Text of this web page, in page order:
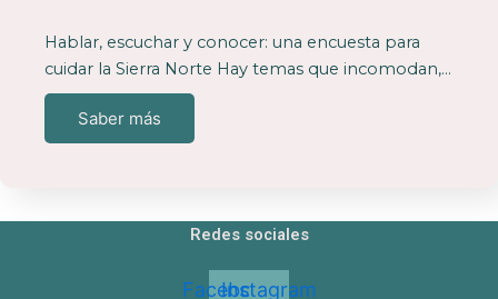
Hablar, escuchar y conocer: una encuesta para
cuidar la Sierra Norte Hay temas que incomodan,…
Saber más
Redes sociales
Facebook
Instagram